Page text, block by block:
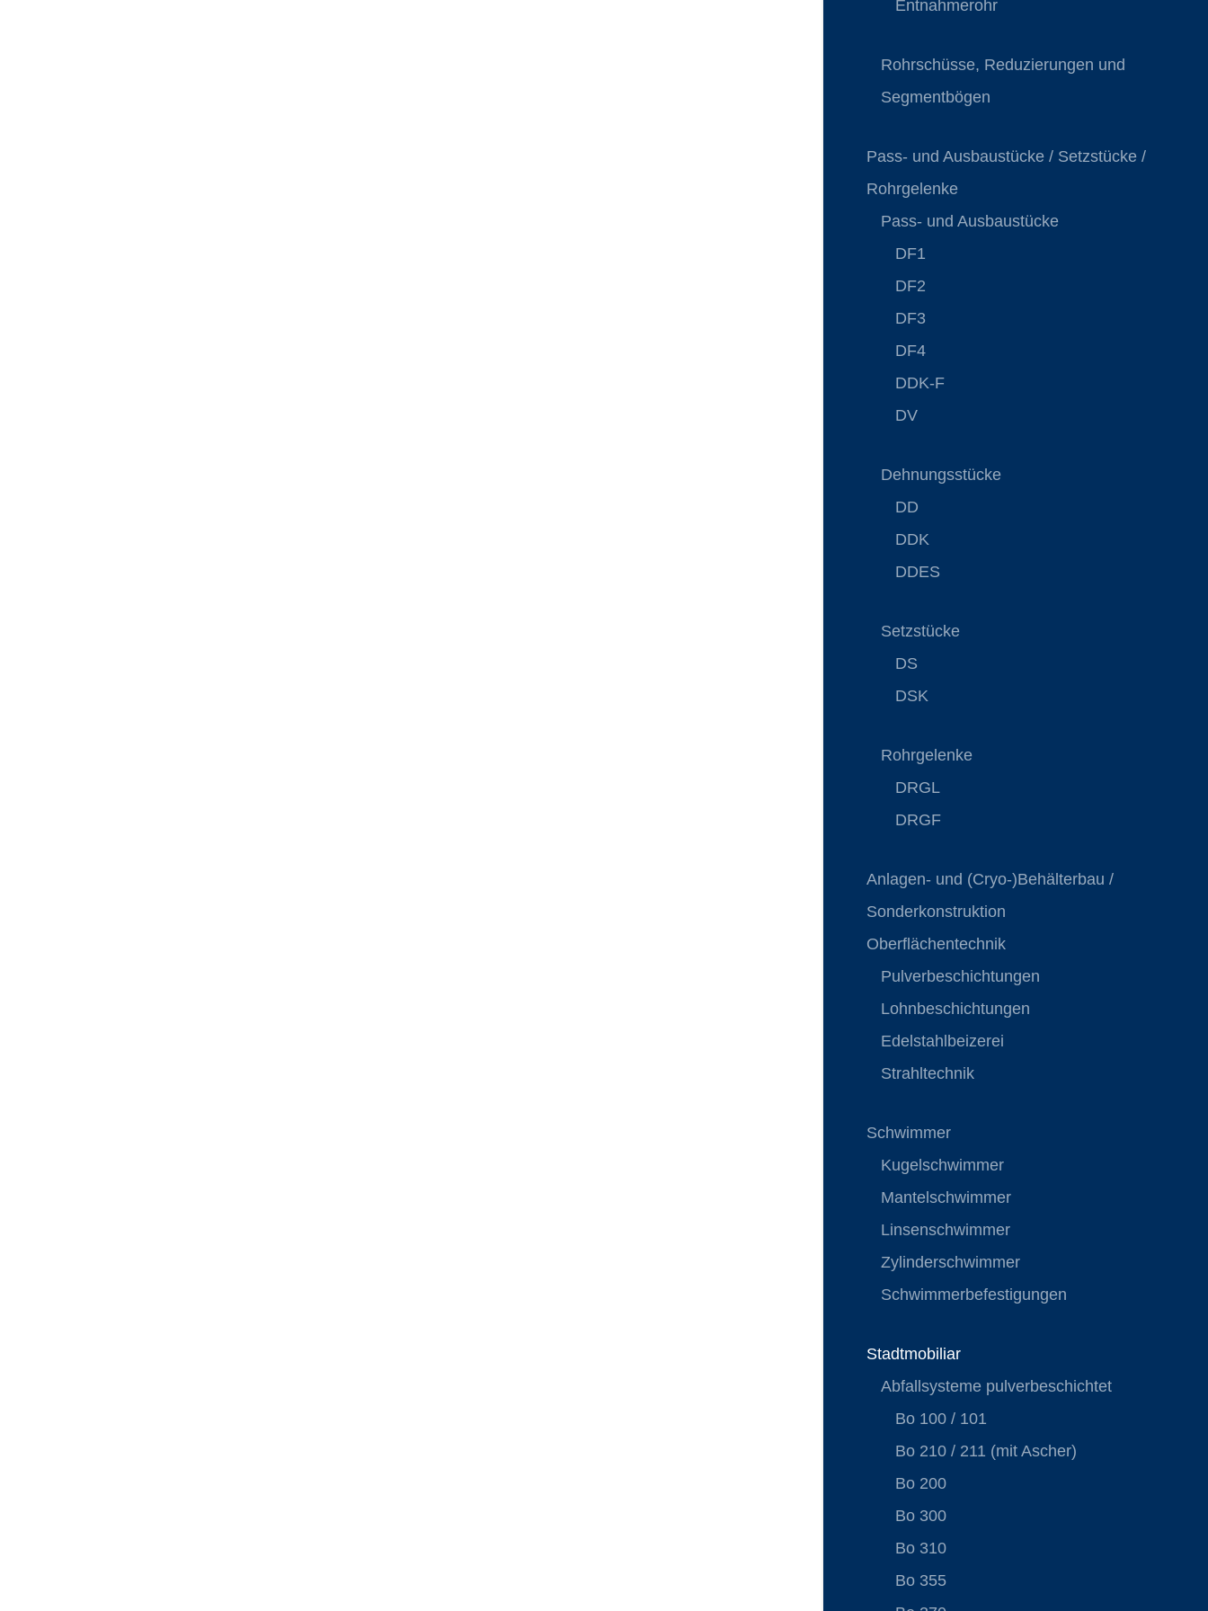
Entnahmerohr
Rohrschüsse, Reduzierungen und
Segmentbögen
Pass- und Ausbaustücke / Setzstücke /
Rohrgelenke
Pass- und Ausbaustücke
DF1
DF2
DF3
DF4
DDK-F
DV
Dehnungsstücke
DD
DDK
DDES
Setzstücke
DS
DSK
Rohrgelenke
DRGL
DRGF
Anlagen- und (Cryo-)Behälterbau /
Sonderkonstruktion
Oberflächentechnik
Pulverbeschichtungen
Lohnbeschichtungen
Edelstahlbeizerei
Strahltechnik
Schwimmer
Kugelschwimmer
Mantelschwimmer
Linsenschwimmer
Zylinderschwimmer
Schwimmerbefestigungen
Stadtmobiliar
Abfallsysteme pulverbeschichtet
Bo 100 / 101
Bo 210 / 211 (mit Ascher)
Bo 200
Bo 300
Bo 310
Bo 355